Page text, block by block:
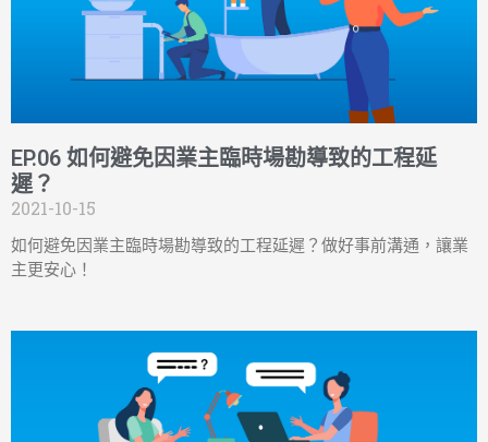
EP.06 如何避免因業主臨時場勘導致的工程延
遲？
2021-10-15
如何避免因業主臨時場勘導致的工程延遲？做好事前溝通，讓業
主更安心！